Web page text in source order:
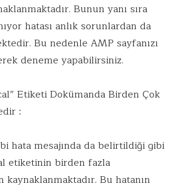
Bunun yanı sıra
hatası anlık sorunlardan da
Bu nedenle AMP sayfanızı
deneme yapabilirsiniz.
Etiketi Dokümanda Birden Çok
:
hata mesajında da belirtildiği gibi
etiketinin birden fazla
kaynaklanmaktadır. Bu hatanın